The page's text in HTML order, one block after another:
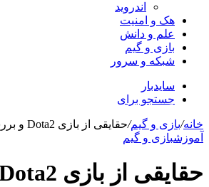
اندروید
هک و امنیت
علم و دانش
بازی و گیم
شبکه و سرور
سایدبار
جستجو برای
خانه/بازی و گیم/حقایقی از بازی Dota2 و بررسی دقیق گیم پلی این بازی
آموزشبازی و گیم
حقایقی از بازی Dota2 و بررسی دقیق گیم پلی این بازی